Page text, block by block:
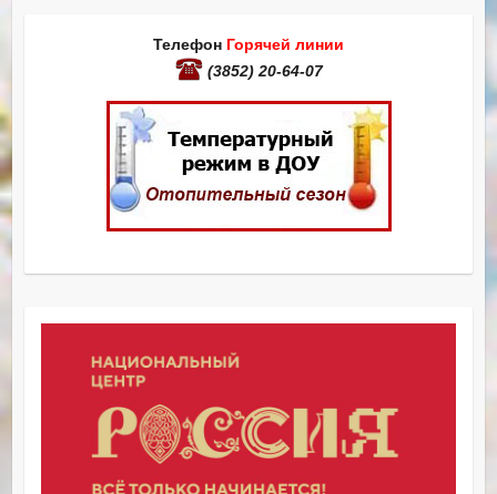
Телефон Горячей линии
(3852) 20-64-07